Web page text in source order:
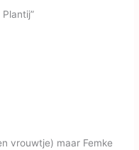
vrouwtje) maar Femke